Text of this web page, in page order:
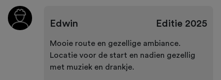
Edwin Editie2025
Mooie route en gezellige ambiance.
Locatie voor de start en nadien gezellig
met muziek en drankje.